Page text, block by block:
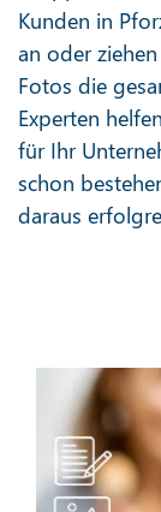
Kunden in
an oder
Fotos die
Experten
für Ihr
schon
daraus